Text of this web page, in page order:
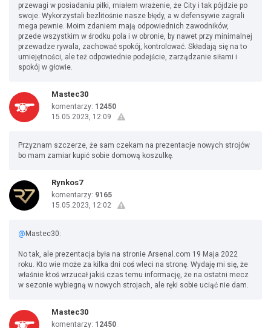
przewagi w posiadaniu piłki, miałem wrażenie, że City i tak pójdzie po
swoje. Wykorzystali bezlitośnie nasze błędy, a w defensywie zagrali
mega pewnie. Moim zdaniem mają odpowiednich zawodników,
przede wszystkim w środku pola i w obronie, by nawet przy minimalnej
przewadze rywala, zachować spokój, kontrolować. Składają się na to
umiejętności, ale też odpowiednie podejście, zarządzanie siłami i
spokój w głowie.
Mastec30
komentarzy: 12450
15.05.2023, 12:09
Przyznam szczerze, że sam czekam na prezentacje nowych strojów
bo mam zamiar kupić sobie domową koszulkę.
Rynkos7
komentarzy: 9165
15.05.2023, 12:02
@ Mastec30:
No tak, ale prezentacja była na stronie Arsenal.com 19 Maja 2022
roku. Kto wie może za kilka dni coś wleci na stronę. Wydaję mi się, że
właśnie ktoś wrzucał jakiś czas temu informację, że na ostatni mecz
w sezonie wybiegną w nowych strojach, ale ręki sobie uciąć nie dam.
Mastec30
komentarzy: 12450